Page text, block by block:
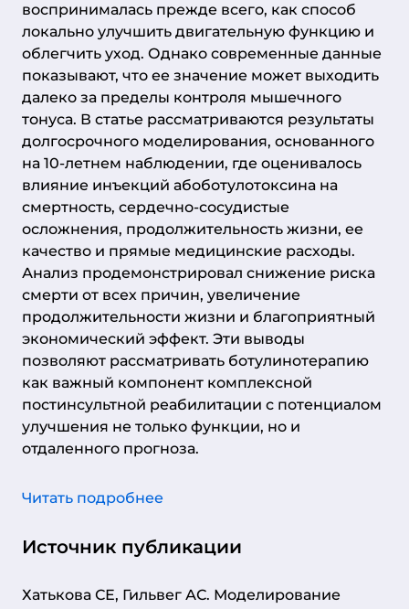
воспринималась прежде всего, как способ
локально улучшить двигательную функцию и
облегчить уход. Однако современные данные
показывают, что ее значение может выходить
далеко за пределы контроля мышечного
тонуса. В статье рассматриваются результаты
долгосрочного моделирования, основанного
на 10-летнем наблюдении, где оценивалось
влияние инъекций абоботулотоксина на
смертность, сердечно-сосудистые
осложнения, продолжительность жизни, ее
качество и прямые медицинские расходы.
Анализ продемонстрировал снижение риска
смерти от всех причин, увеличение
продолжительности жизни и благоприятный
экономический эффект. Эти выводы
позволяют рассматривать ботулинотерапию
как важный компонент комплексной
постинсультной реабилитации с потенциалом
улучшения не только функции, но и
отдаленного прогноза.
Читать подробнее
Источник публикации
Хатькова СЕ, Гильвег АС. Моделирование